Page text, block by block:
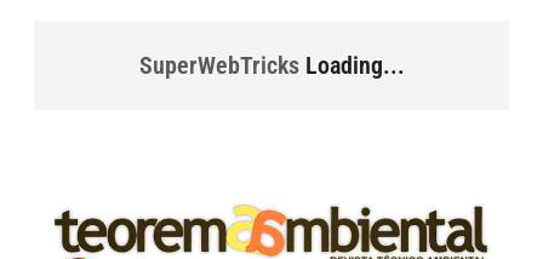
SuperWebTricksLoading...